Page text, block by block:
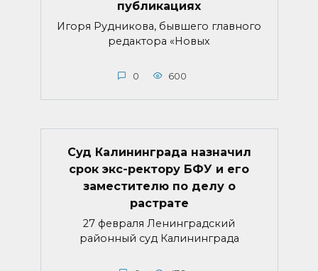
публикациях
Игоря Рудникова, бывшего главного
редактора «Новых
0 600
Суд Калининграда назначил
срок экс-ректору БФУ и его
заместителю по делу о
растрате
27 февраля Ленинградский
районный суд Калининграда